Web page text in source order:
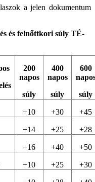
a jelen dokumentum
és felnőttkori súly TÉ-
200
napos
súly
400
napos
súly
600
súly
+10 +30 +45
+14 +25 +28
+16 +40 +50
+10 +25 +30